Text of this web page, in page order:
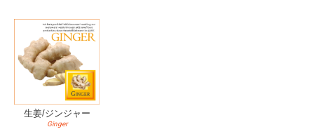
生姜/ジンジャー
Ginger